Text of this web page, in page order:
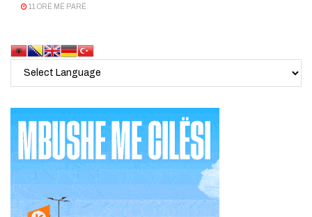
11 ORË MË PARË